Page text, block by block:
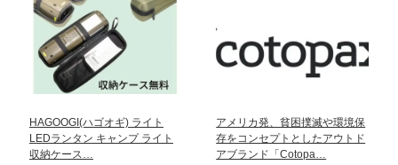
HAGOOGI(ハゴオギ) ライト
LEDランタン キャンプ ライト
収納ケース…
アメリカ発、貧困撲滅や環境保
存をコンセプトとしたアウトド
アブランド「Cotopa…